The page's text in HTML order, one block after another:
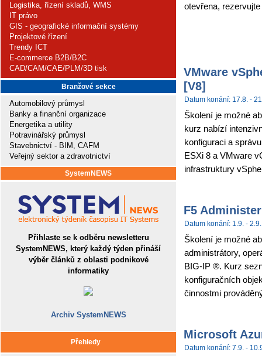
Logistika, řízení skladů, WMS
IT právo
GIS - geografické informační systémy
Projektové řízení
Trendy ICT
E-commerce B2B/B2C
CAD/CAM/CAE/PLM/3D tisk
Branžové sekce
Automobilový průmysl
Banky a finanční organizace
Energetika a utility
Potravinářský průmysl
Stavebnictví - BIM, CAFM
Veřejný sektor a zdravotnictví
SystemNEWS
Přihlaste se k odběru newsletteru
SystemNEWS, který každý týden přináší
výběr článků z oblasti podnikové
informatiky
Archiv SystemNEWS
Přehledy
otevřena,
VMware
[V8]
Datum konání: 17.8. -
Školení je možné
kurz nabízí
konfiguraci a
ESXi 8 a VMware
infrastruktury
F5
Datum konání: 1.9. - 2.9.
Školení je možné
administrátory,
BIG-IP ®. Kurz
konfiguračních
činnostmi
Microsoft
Datum konání: 7.9. -